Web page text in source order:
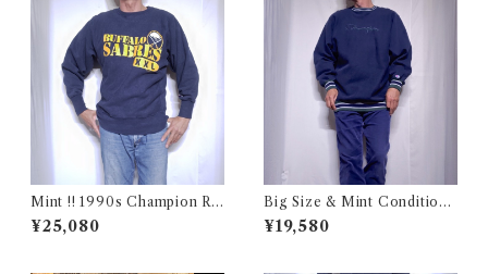
Mint !! 1990s Champion Re
verse Weave NHL SABRES
Size L / チャンピオン リバー
¥25,080
Big Size & Mint Condition
!! 1990s Champion Reverse
Weave Navy Blue Size XXL
¥19,580